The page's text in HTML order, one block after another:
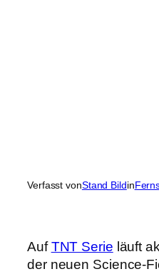
Verfasst vonStand Bildin
AufTNT Serie läuft
der neuen Science-